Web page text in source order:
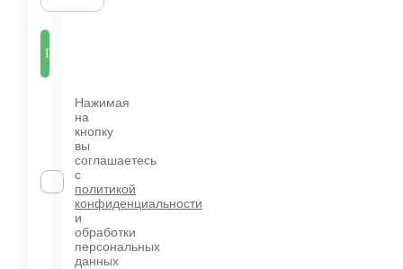
Нажимая
на
кнопку
вы
соглашаетесь
с
политикой
конфиденциальности
и
обработки
персональных
данных